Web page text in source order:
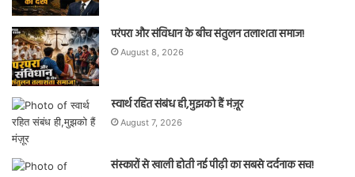
परंपरा और संविधान के बीच संतुलन तलाशता समाज!
August 8, 2026
स्वार्थ रहित संबंध ही,मुझको हैं मंज़ूर
August 7, 2026
संस्कारों से खाली होती नई पीढ़ी का सबसे दर्दनाक सच!